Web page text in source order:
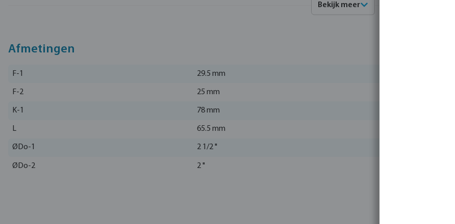
Bekijk meer
Afmetingen
F-1 29.5 mm
F-2 25 mm
K-1 78 mm
L 65.5 mm
ØDo-1 2 1/2 "
ØDo-2 2 "